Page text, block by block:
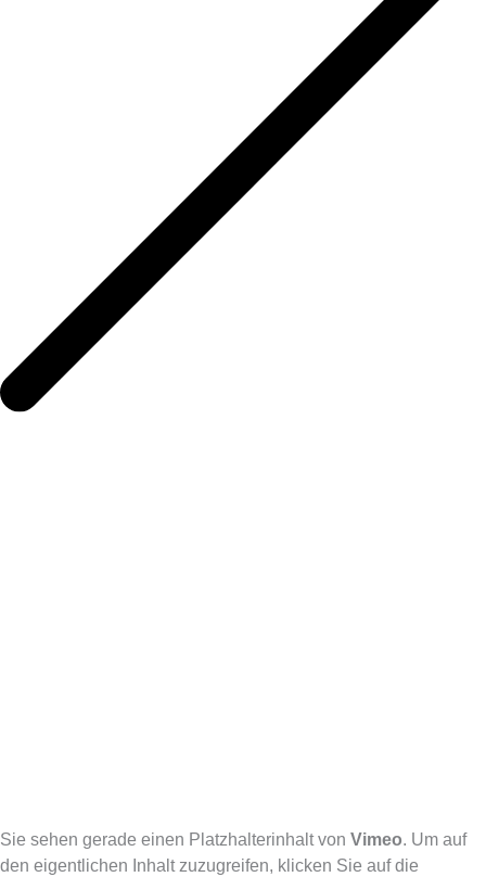
Sie sehen gerade einen Platzhalterinhalt von Vimeo. Um auf
den eigentlichen Inhalt zuzugreifen, klicken Sie auf die